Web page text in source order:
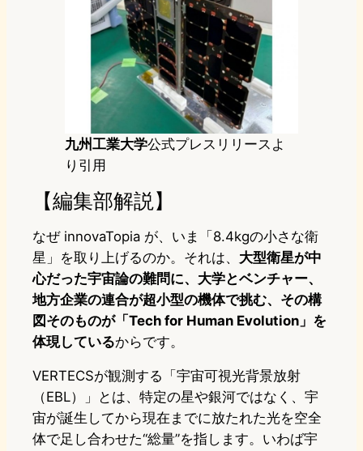
九州工業大学公式プレスリリースよ
り引用
【編集部解説】
なぜ innovaTopia が、いま「8.4kgの小さな衛
星」を取り上げるのか。それは、 大型衛星が中
心だった宇宙論の難問に、大学とベンチャー、
地方企業の連合が超小型の機体で挑む、その構
図そのものが「Tech for Human Evolution」を
体現しているからです。
VERTECSが観測する「宇宙可視光背景放射
（EBL）」とは、特定の星や銀河ではなく、宇
宙が誕生してから現在までに放たれた光を空全
体で足し合わせた“総量”を指します。いわば宇